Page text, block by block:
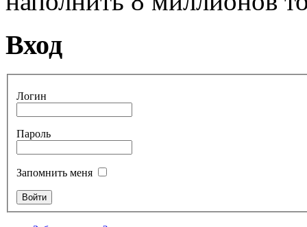
Вход
Логин
Пароль
Запомнить меня